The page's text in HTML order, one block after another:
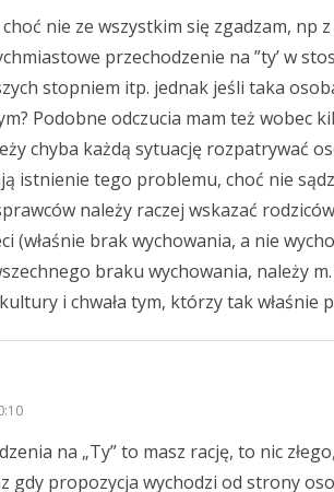
nie ze wszystkim się zgadzam, np
przechodzenie na ”ty’ w
stopniem itp. jednak jeśli taka
Podobne odczucia mam też wobec
chyba każdą sytuację rozpatrywać
istnienie tego problemu, choć nie
należy raczej wskazać
(właśnie brak wychowania, a nie
braku wychowania, należy
i chwała tym, którzy tak właśnie
na „Ty” to masz rację, to nic
gdy propozycja wychodzi od strony